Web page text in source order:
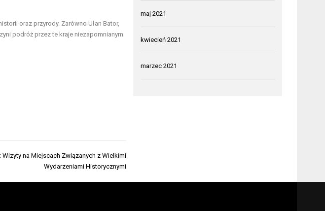
oraz przyrody. Zarówno Ułan Bator,
podróż przez te kraje niezapomnianym
Wizyty na Miejscach Związanych z Wielkimi
Wydarzeniami Historycznymi
maj 2021
kwiecień 2021
marzec 2021